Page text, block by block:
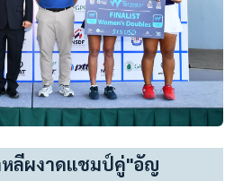
ลีผงาดแชมป์คู่"อัญ